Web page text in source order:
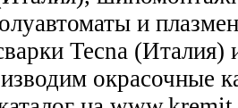
и
Tecna (Италия)
окрасочные